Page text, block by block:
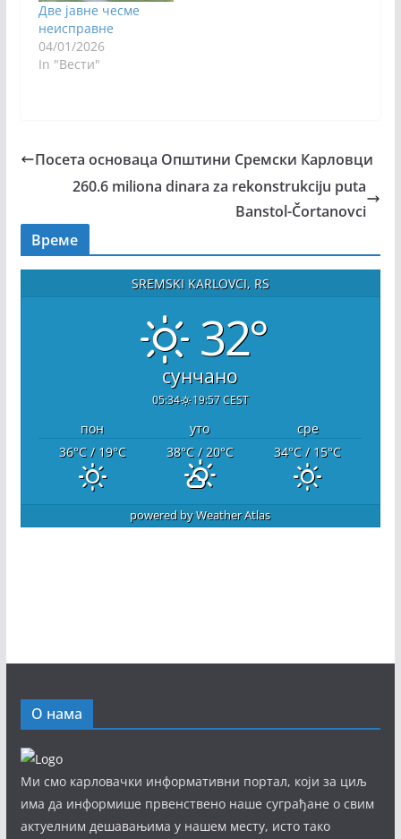
Две јавне чесме
неисправне
04/01/2026
In "Вести"
Посета основаца Општини Сремски Карловци
260.6 miliona dinara za rekonstrukciju puta
Banstol-Čortanovci
Време
SREMSKI KARLOVCI, RS
32°
сунчано
05:34 19:57 CEST
пон уто
сре
36°C/ 19°C 38°C/ 20°C 34°C/ 15°C
powered byWeather Atlas
О нама
Ми смо карловачки информативни портал, који за циљ
има да информише првенствено наше суграђане о свим
актуелним дешавањима у нашем месту, исто тако